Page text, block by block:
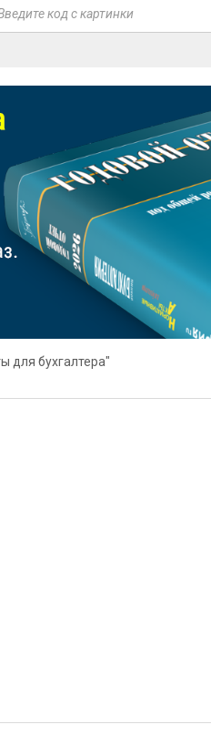
для бухгалтера"